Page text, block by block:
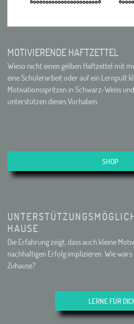
MOTIVIERENDE HAFTZETTEL
Wieso nicht einen gelben Haftzettel mit
eine Schülerarbeit oder auf ein Lernpult
Motivationsspritzen in Schwarz-Weiss
unterstützen dieses Vorhaben.
SHOP
HAUSE
Die Erfahrung zeigt, dass auch kleine
nachhaltigen Erfolg implizieren. Wie
Zuhause?
LERNE FÜR